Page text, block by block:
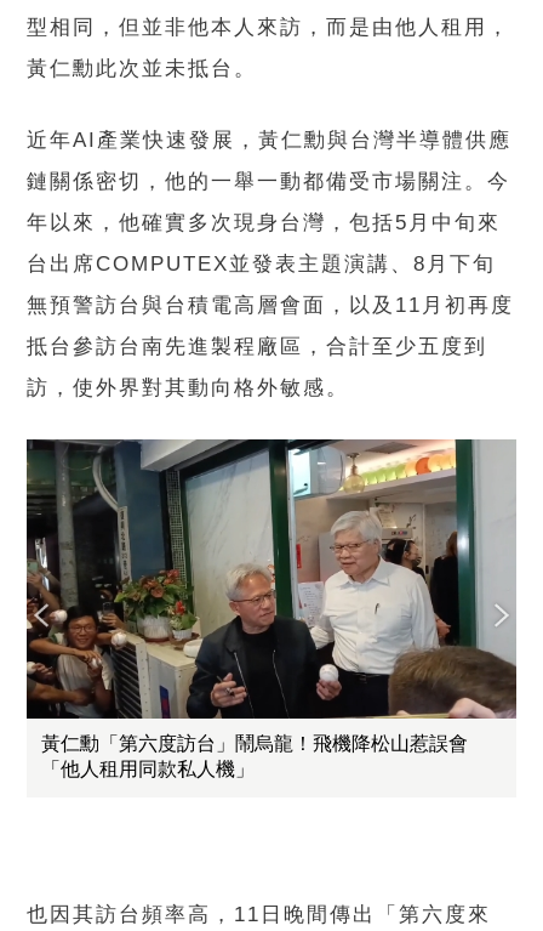
型相同，但並非他本人來訪，而是由他人租用，
黃仁勳此次並未抵台。
近年AI產業快速發展，黃仁勳與台灣半導體供應
鏈關係密切，他的一舉一動都備受市場關注。今
年以來，他確實多次現身台灣，包括5月中旬來
台出席COMPUTEX並發表主題演講、8月下旬
無預警訪台與台積電高層會面，以及11月初再度
抵台參訪台南先進製程廠區，合計至少五度到
訪，使外界對其動向格外敏感。
黃仁勳「第六度訪台」鬧烏龍！飛機降松山惹誤會
「他人租用同款私人機」
也因其訪台頻率高，11日晚間傳出「第六度來